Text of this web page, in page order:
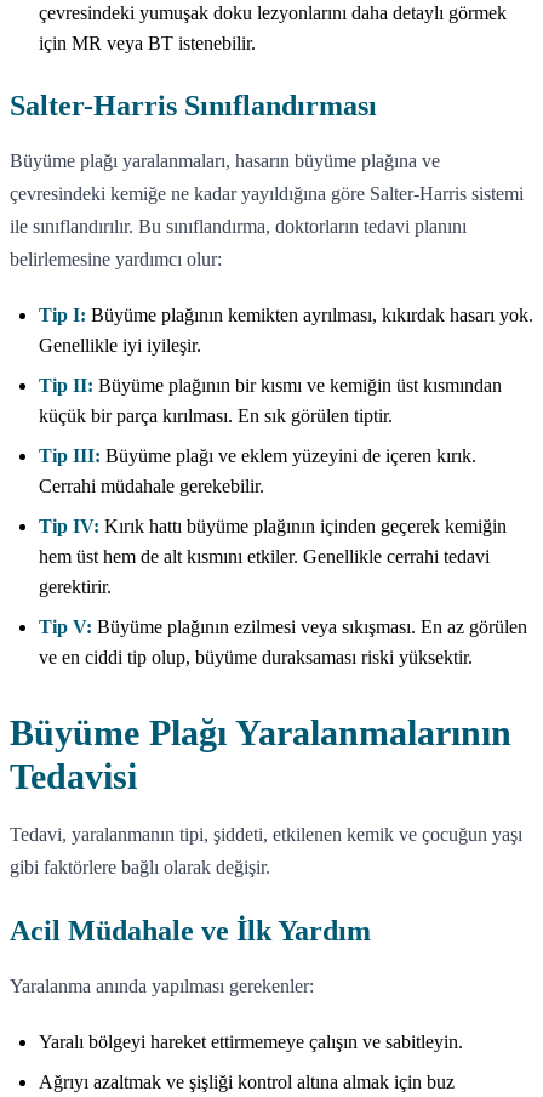
çevresindeki yumuşak doku lezyonlarını daha detaylı görmek
için MR veya BT istenebilir.
Salter-Harris Sınıflandırması
Büyüme plağı yaralanmaları, hasarın büyüme plağına ve
çevresindeki kemiğe ne kadar yayıldığına göre Salter-Harris sistemi
ile sınıflandırılır. Bu sınıflandırma, doktorların tedavi planını
belirlemesine yardımcı olur:
Tip I: Büyüme plağının kemikten ayrılması, kıkırdak hasarı yok.
Genellikle iyi iyileşir.
Tip II: Büyüme plağının bir kısmı ve kemiğin üst kısmından
küçük bir parça kırılması. En sık görülen tiptir.
Tip III: Büyüme plağı ve eklem yüzeyini de içeren kırık.
Cerrahi müdahale gerekebilir.
Tip IV: Kırık hattı büyüme plağının içinden geçerek kemiğin
hem üst hem de alt kısmını etkiler. Genellikle cerrahi tedavi
gerektirir.
Tip V: Büyüme plağının ezilmesi veya sıkışması. En az görülen
ve en ciddi tip olup, büyüme duraksaması riski yüksektir.
Büyüme Plağı Yaralanmalarının
Tedavisi
Tedavi, yaralanmanın tipi, şiddeti, etkilenen kemik ve çocuğun yaşı
gibi faktörlere bağlı olarak değişir.
Acil Müdahale ve İlk Yardım
Yaralanma anında yapılması gerekenler:
Yaralı bölgeyi hareket ettirmemeye çalışın ve sabitleyin.
Ağrıyı azaltmak ve şişliği kontrol altına almak için buz